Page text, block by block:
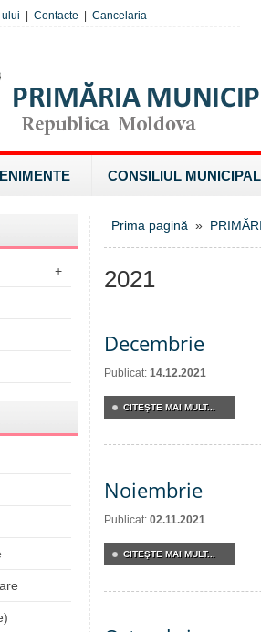
ului Contacte Cancelaria
CONSILIUL MUNICIPAL
+
Prima pagină »
2021
Decembrie
Publicat: 14.12.2021
CITEŞTE MAI MULT...
Noiembrie
Publicat: 02.11.2021
CITEŞTE MAI MULT...